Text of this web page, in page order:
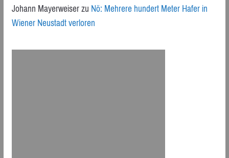
Johann MayerweiserzuNö: Mehrere hundert Meter Hafer in
Wiener Neustadt verloren